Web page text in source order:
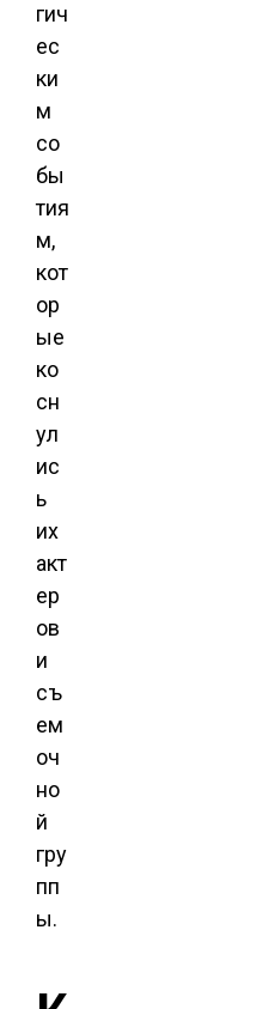
гич
ес
ки
м
со
бы
тия
м,
кот
ор
ые
ко
сн
ул
ис
ь
их
акт
ер
ов
и
съ
ем
оч
но
й
гру
пп
ы.